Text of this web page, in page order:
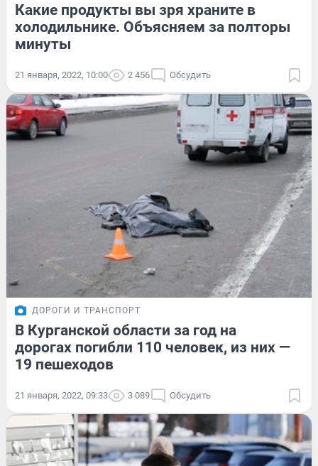
Какие продукты вы зря храните в
холодильнике. Объясняем за полторы
минуты
21 января, 2022, 10:00 2 456 Обсудить
ДОРОГИ И ТРАНСПОРТ
В Курганской области за год на
дорогах погибли 110 человек, из них —
19 пешеходов
21 января, 2022, 09:33 3 089 Обсудить